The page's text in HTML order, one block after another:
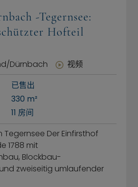
-Tegernsee:
Hofteil
Dürnbach
视频
已售出
330 m²
11 房间
Tegernsee Der Einfirsthof
1788 mit
Blockbau-
zweiseitig umlaufender